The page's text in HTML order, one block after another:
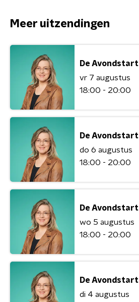
Meer uitzendingen
De Avondstart
vr 7 augustus
18:00 - 20:00
De Avondstart
do 6 augustus
18:00 - 20:00
De Avondstart
wo 5 augustus
18:00 - 20:00
De Avondstart
di 4 augustus